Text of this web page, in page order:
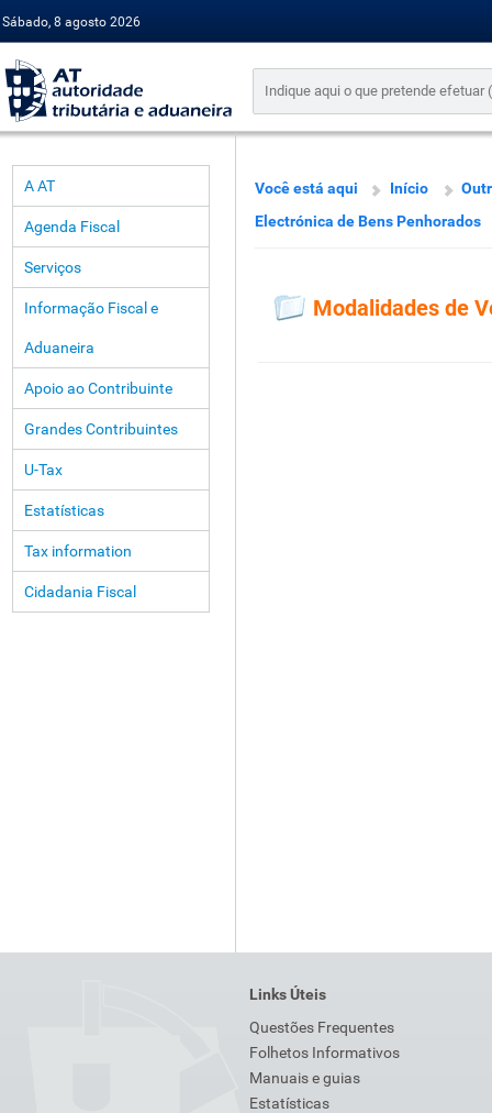
Sábado, 8 agosto 2026
A AT
Agenda Fiscal
Serviços
Informação Fiscal e
Aduaneira
Apoio ao Contribuinte
Grandes Contribuintes
U-Tax
Estatísticas
Tax information
Cidadania Fiscal
Você está aqui Início
Electrónica de Bens Penhorados
Modalidades de
Links Úteis
Questões Frequentes
Folhetos Informativos
Manuais e guias
Estatísticas